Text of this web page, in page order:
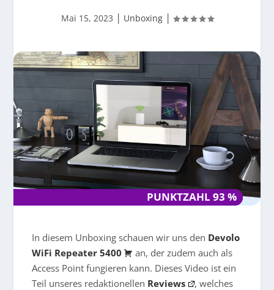
Mai 15, 2023 | Unboxing|
PUNKTZAHL 93 %
PUNKTZAHL 93 %
In diesem Unboxing schauen wir uns den Devolo
WiFi Repeater 5400
an, der zudem auch als
Access Point fungieren kann. Dieses Video ist ein
Teil unseres redaktionellen Reviews
, welches